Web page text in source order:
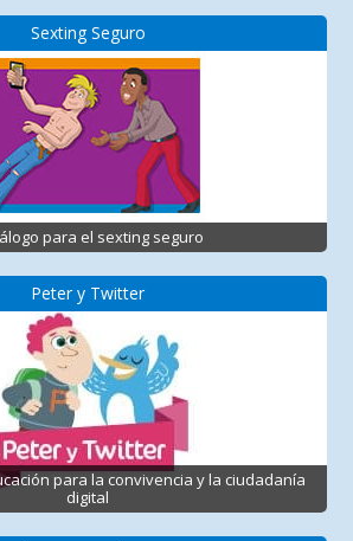
Sexting Seguro
para el sexting seguro
Peter y Twitter
para la convivencia y la ciudadanía
digital